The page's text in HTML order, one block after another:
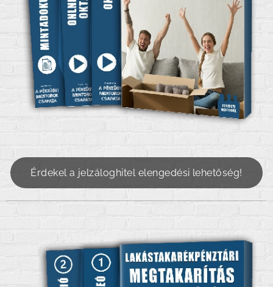
Érdekel a jelzáloghitel elengedési lehetőség!